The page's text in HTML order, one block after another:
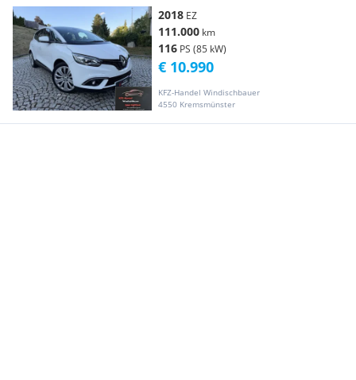
2018 EZ
111.000 km
116 PS (85 kW)
KFZ-Handel Windischbauer
4550 Kremsmünster
€ 10.990